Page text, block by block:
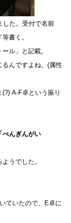
した。受付で名前
書く。
ル」と記載。
んですよね。(属性
A-F卓という振り
「ぺんぎんがい
うでした。
ていたので、E卓に